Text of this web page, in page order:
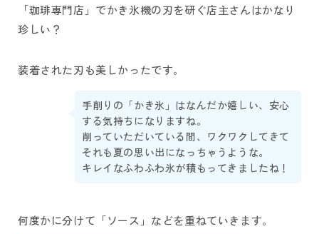
「珈琲専門店」でかき氷機の刃を研ぐ店主さんはかなり
珍しい？
装着された刃も美しかったです。
手削りの「かき氷」はなんだか嬉しい、安心
する気持ちになりますね。
削っていただいている間、ワクワクしてきて
それも夏の思い出になっちゃうような。
キレイなふわふわ氷が積もってきましたね！
何度かに分けて「ソース」などを重ねていきます。